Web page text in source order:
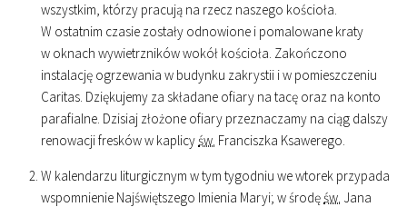
wszystkim, którzy pracują na rzecz naszego kościoła.
W ostatnim czasie zostały odnowione i pomalowane kraty
w oknach wywietrzników wokół kościoła. Zakończono
instalację ogrzewania w budynku zakrystii i w pomieszczeniu
Caritas. Dziękujemy za składane ofiary na tacę oraz na konto
parafialne. Dzisiaj złożone ofiary przeznaczamy na ciąg dalszy
renowacji fresków w kaplicyśw. Franciszka Ksawerego.
W kalendarzu liturgicznym w tym tygodniu we wtorek przypada
wspomnienie Najświętszego Imienia Maryi; w środęśw. Jana